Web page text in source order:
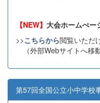
【NEW】 大会ホームぺー
>>こちらから閲覧いただ
（外部Webサイトへ移
第57回全国公立小中学校